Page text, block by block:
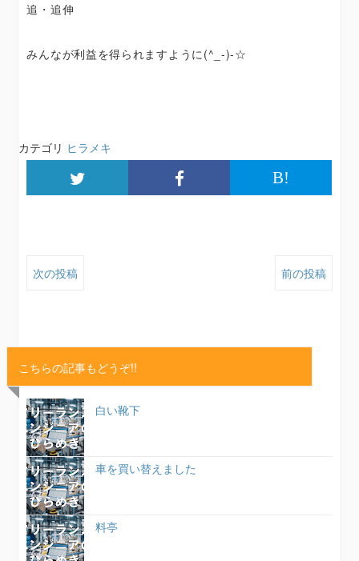
追・追伸
みんなが利益を得られますように(^_-)-☆
カテゴリ ヒラメキ
B!
次の投稿 前の投稿
こちらの記事もどうぞ!!
白い靴下
車を買い替えました
料亭